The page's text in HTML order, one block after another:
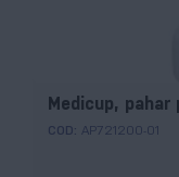
Medicup, pahar
COD: AP721200-01